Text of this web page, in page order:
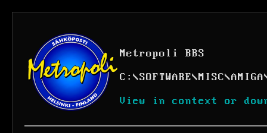
Metropoli BBS
C: \SOFTWARE\MISC\AMIGA
View in context or